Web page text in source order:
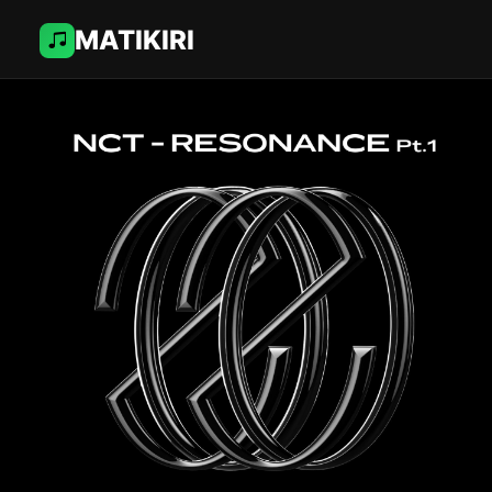
MATIKIRI